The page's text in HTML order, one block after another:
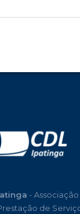
-
de